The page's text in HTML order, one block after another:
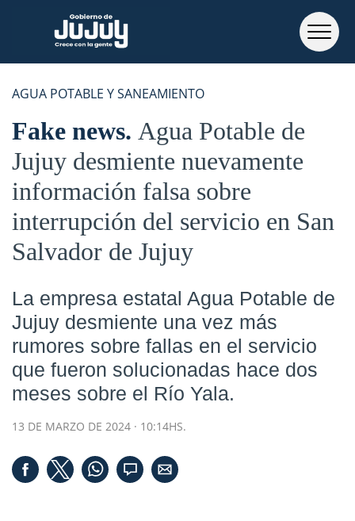
AGUA POTABLE Y SANEAMIENTO
Fake news Agua Potable de
Jujuy desmiente nuevamente
información falsa sobre
interrupción del servicio en San
Salvador de Jujuy
La empresa estatal Agua Potable de
Jujuy desmiente una vez más
rumores sobre fallas en el servicio
que fueron solucionadas hace dos
meses sobre el Río Yala.
13 DE MARZO DE 2024 · 10:14HS.